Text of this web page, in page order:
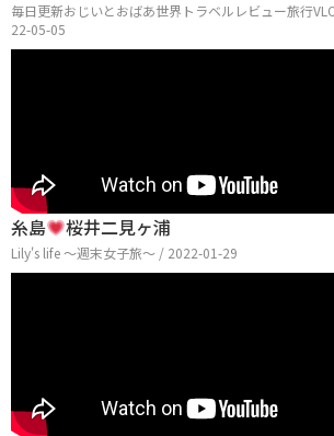
毎日更新おじいとおばあ世界トラベルレビュー旅行
22-05-05
糸島 桜井二見ヶ浦
Lily's life 〜週末女子旅〜 / 2022-01-29